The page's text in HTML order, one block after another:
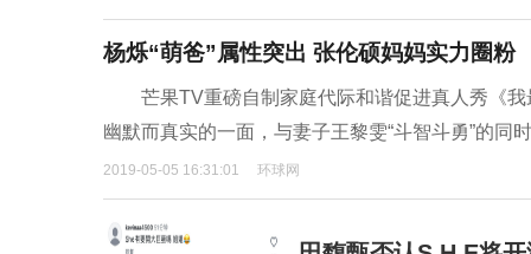
杨烁“萌爸”属性突出 张伦硕妈妈实力圈粉
芒果TV重磅自制家庭代际和谐促进真人秀《我
幽默而真实的一面，与妻子王黎雯“斗智斗勇”的同
2019-05-05 16:31:01 环球网